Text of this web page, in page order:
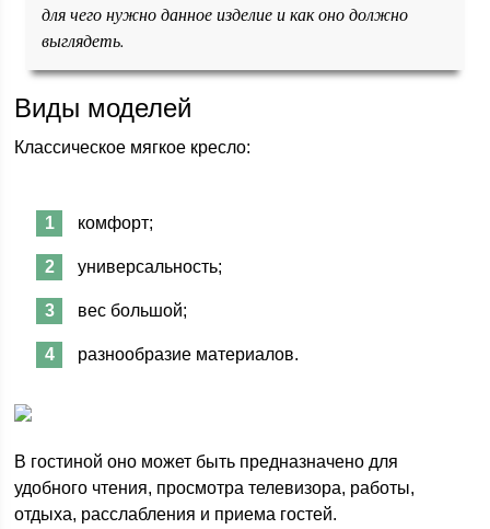
для чего нужно данное изделие и как оно должно
выглядеть.
Виды моделей
Классическое мягкое кресло:
комфорт;
универсальность;
вес большой;
разнообразие материалов.
В гостиной оно может быть предназначено для
удобного чтения, просмотра телевизора, работы,
отдыха, расслабления и приема гостей.